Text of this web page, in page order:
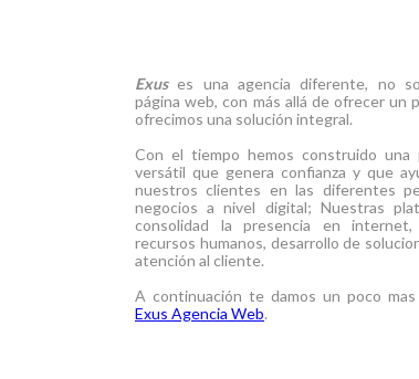
Exuses una agencia diferente, no
página web, con más allá de ofrecer un
ofrecimos una solución integral.
Con el tiempo hemos construido una
versátil que genera confianza y que
nuestros clientes en las diferentes
negocios a nivel digital; Nuestras
consolidad la presencia en internet,
recursos humanos, desarrollo de
atención al cliente.
A continuación te damos un poco
Exus Agencia Web.